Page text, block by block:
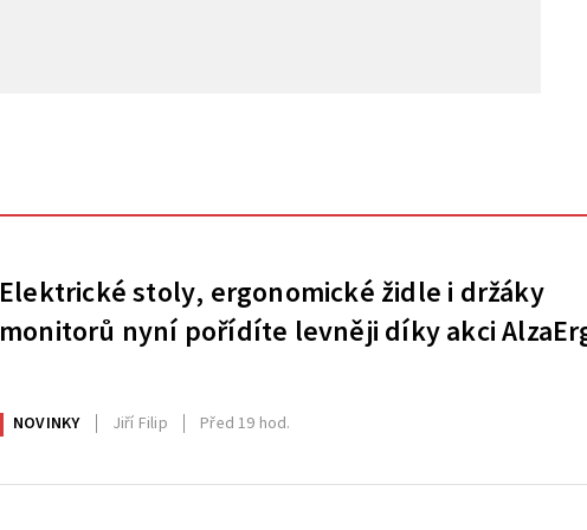
Elektrické stoly, ergonomické židle i držáky
monitorů nyní pořídíte levněji díky akci
NOVINKY Jiří Filip Před 19 hod.